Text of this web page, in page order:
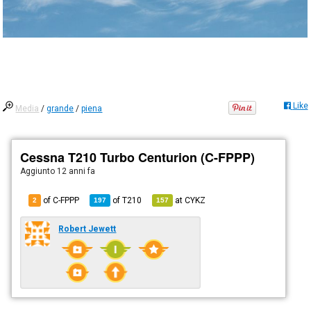
Media /grande /piena Like
Cessna T210 Turbo Centurion (C-FPPP)
Aggiunto 12 anni fa
2 of C-FPPP 197 ofT210 157 atCYKZ
Robert Jewett